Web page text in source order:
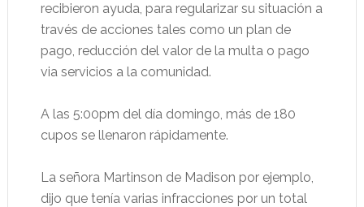
recibieron ayuda, para regularizar su situación a
través de acciones tales como un plan de
pago, reducción del valor de la multa o pago
via servicios a la comunidad.
A las 5:00pm del día domingo, más de 180
cupos se llenaron rápidamente.
La señora Martinson de Madison por ejemplo,
dijo que tenía varias infracciones por un total